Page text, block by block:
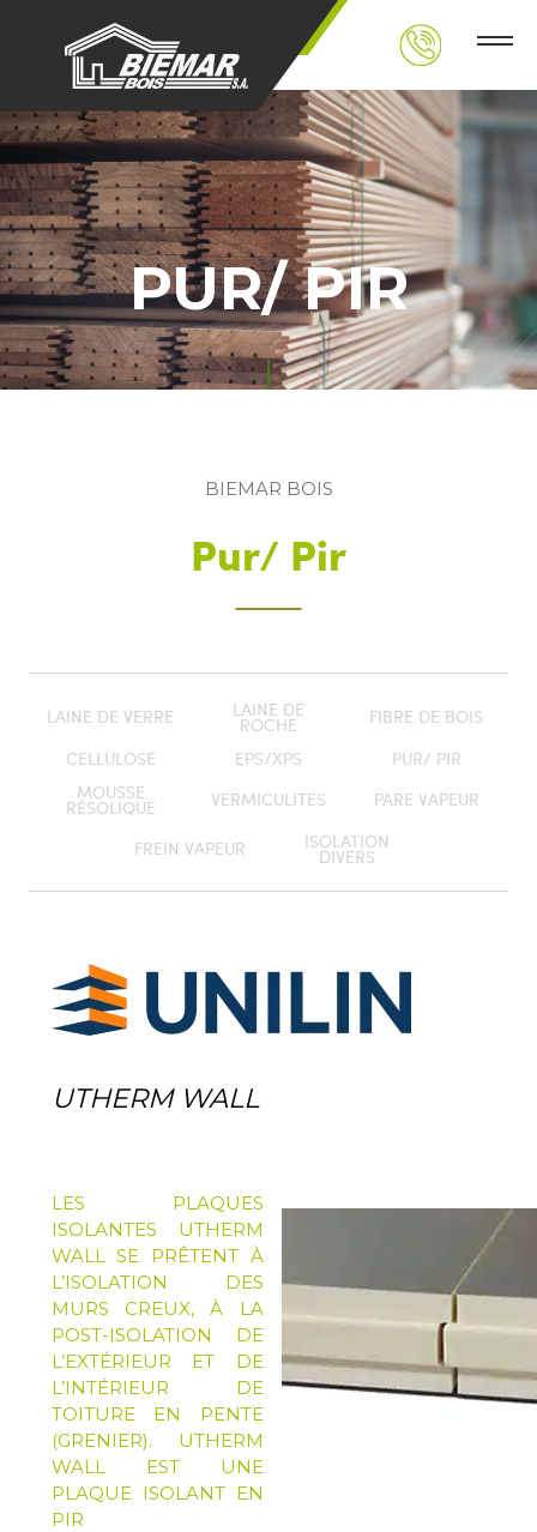
PUR/ PIR
BIEMAR BOIS
Pur/ Pir
LAINE DE VERRE LAINE DE
ROCHE
FIBRE DE BOIS
CELLULOSE
EPS/XPS
PUR/ PIR
MOUSSE
RÉSOLIQUE VERMICULITES PARE VAPEUR
FREIN VAPEUR ISOLATION
DIVERS
UTHERM WALL
LES PLAQUES
ISOLANTES UTHERM
WALLSE PRÊTENT À
L’ISOLATION DES
MURS CREUX, À LA
POST-ISOLATION DE
L’EXTÉRIEUR ET DE
L’INTÉRIEUR DE
TOITURE EN PENTE
(GRENIER). UTHERM
WALL EST UNE
PLAQUE ISOLANT EN
PIR